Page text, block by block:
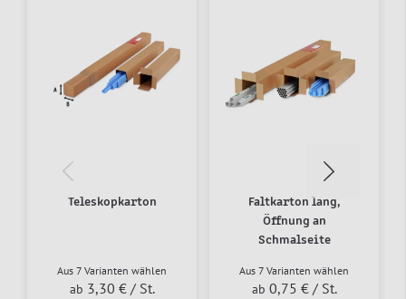
Teleskopkarton
Aus 7 Varianten wählen
ab 3,30 € / St.
Faltkarton lang,
Öffnung an
Schmalseite
Aus 7 Varianten wählen
ab 0,75 € / St.